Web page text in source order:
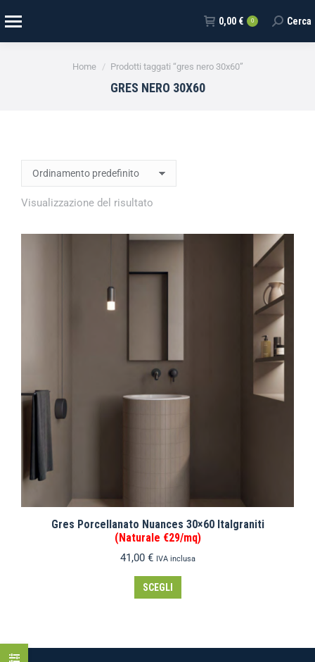
0,00 € 0 Cerca
Tu sei qui:
Home Prodotti taggati “gres nero 30x60”
GRES NERO 30X60
Visualizzazione del risultato
Gres Porcellanato Nuances 30×60 Italgraniti
(Naturale €29/mq)
41,00 € IVA inclusa
SCEGLI